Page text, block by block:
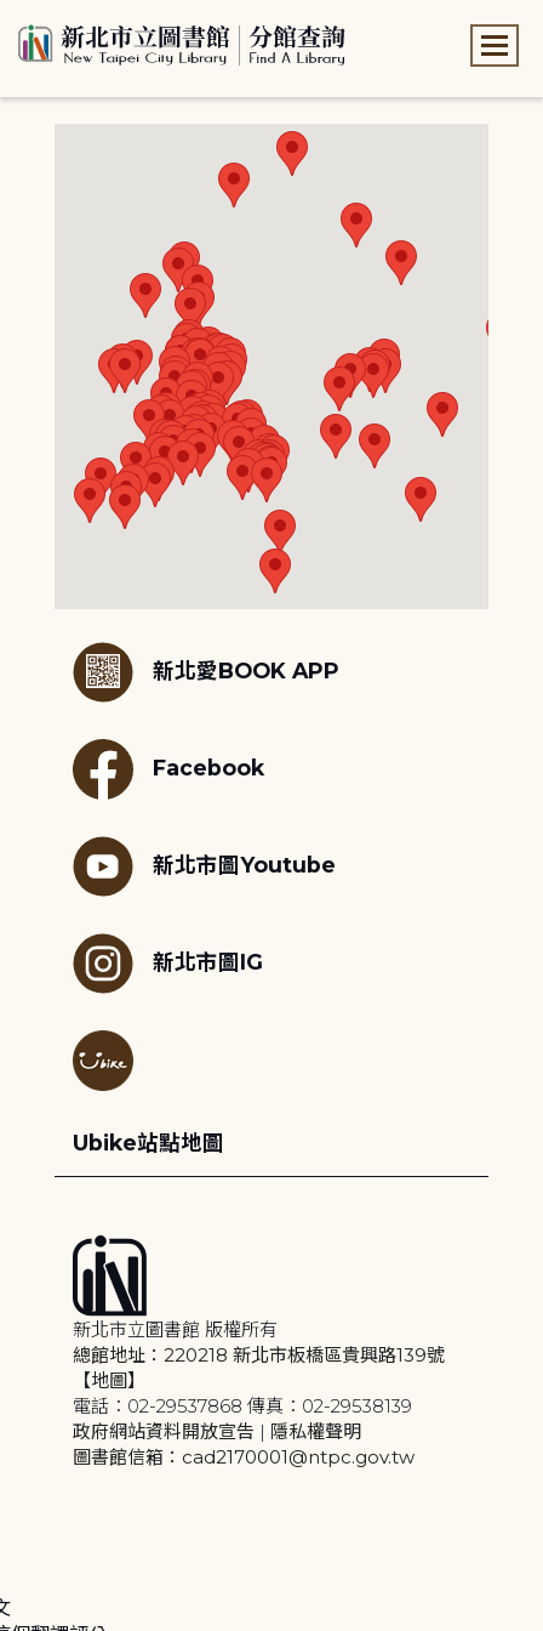
新北愛BOOK APP
Facebook
新北市圖Youtube
新北市圖IG
Ubike站點地圖
新北市立圖書館 版權所有
總館地址：220218 新北市板橋區貴興路139號
【地圖】
電話：02-29537868 傳真：02-29538139
政府網站資料開放宣告 | 隱私權聲明
圖書館信箱：cad2170001@ntpc.gov.tw